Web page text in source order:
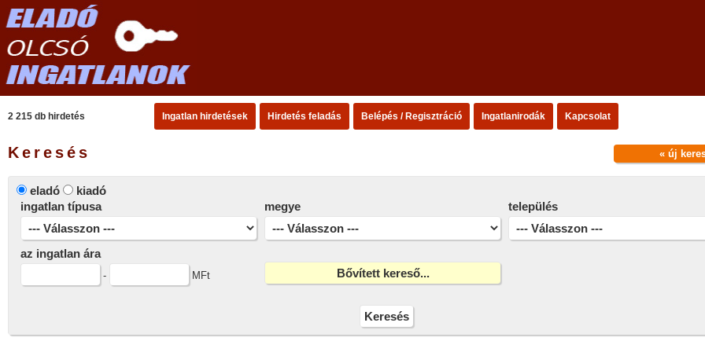
2 215 db hirdetés Ingatlan hirdetések Hirdetés feladás Belépés / Regisztráció Ingatlanirodák Kapcsolat
« új
Keresés
eladó
kiadó
ingatlan típusa
megye település
az ingatlan ára
- MFt